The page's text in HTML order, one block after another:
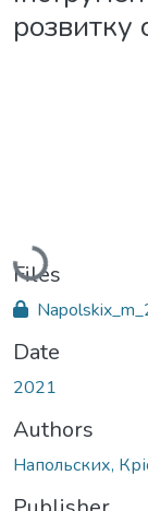
розвитку
Loading...
Files
Date
2021
Authors
Напольских,